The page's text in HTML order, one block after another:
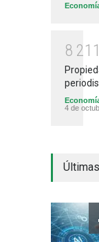
8 21 1
4 de